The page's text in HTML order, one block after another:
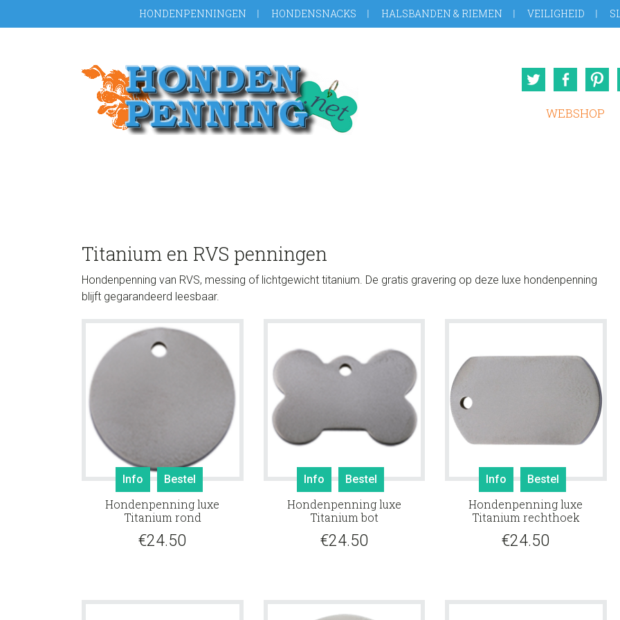
naar
naar
naar
HONDENPENNINGEN HONDENSNACKS HALSBANDEN & RIEMEN VEILIGHEID
Twitter
WEBSHOP
Titanium en RVS penningen
Hondenpenning van RVS, messing of lichtgewicht titanium. De gratis gravering op deze luxe hondenpenning
blijft gegarandeerd leesbaar.
Info Bestel
Hondenpenning luxe
Titanium rond
€24.50
Info Bestel
Hondenpenning luxe
Titanium bot
€24.50
Info Bestel
Hondenpenning luxe
Titanium rechthoek
€24.50